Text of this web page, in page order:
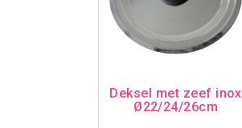
Deksel met zeef inox
Ø22/24/26cm